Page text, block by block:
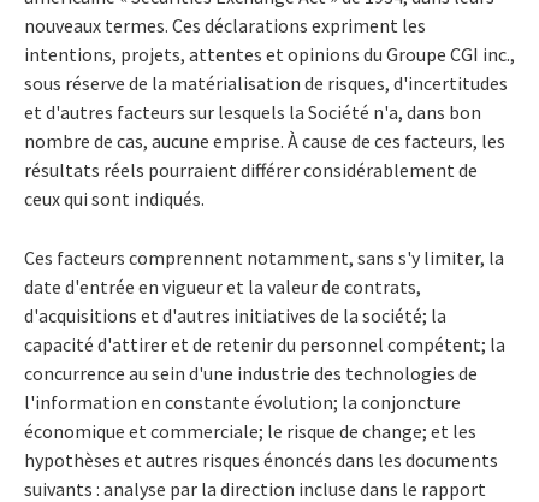
nouveaux termes. Ces déclarations expriment les
intentions, projets, attentes et opinions du Groupe CGI inc.,
sous réserve de la matérialisation de risques, d'incertitudes
et d'autres facteurs sur lesquels la Société n'a, dans bon
nombre de cas, aucune emprise. À cause de ces facteurs, les
résultats réels pourraient différer considérablement de
ceux qui sont indiqués.
Ces facteurs comprennent notamment, sans s'y limiter, la
date d'entrée en vigueur et la valeur de contrats,
d'acquisitions et d'autres initiatives de la société; la
capacité d'attirer et de retenir du personnel compétent; la
concurrence au sein d'une industrie des technologies de
l'information en constante évolution; la conjoncture
économique et commerciale; le risque de change; et les
hypothèses et autres risques énoncés dans les documents
suivants : analyse par la direction incluse dans le rapport